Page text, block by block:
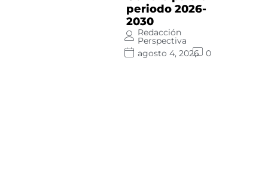
periodo 2026-
2030
Redacción
Perspectiva
agosto 4, 2026
0